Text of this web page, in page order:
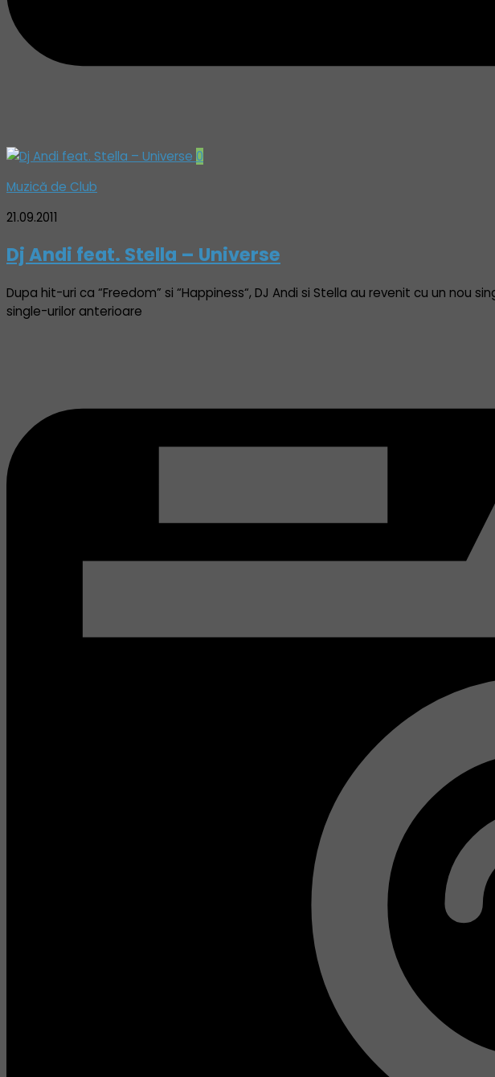
0
Muzică de Club
21.09.2011
Dj Andi feat. Stella – Universe
Dupa hit-uri ca “Freedom” si “Happiness“, DJ Andi si Stella au revenit cu un nou
single-urilor anterioare